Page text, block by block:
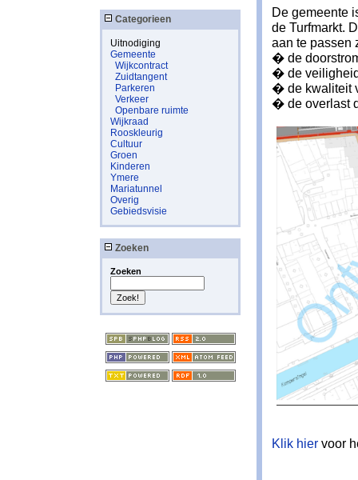
Categorieen
Uitnodiging
Gemeente
Wijkcontract
Zuidtangent
Parkeren
Verkeer
Openbare ruimte
Wijkraad
Rooskleurig
Cultuur
Groen
Kinderen
Ymere
Mariatunnel
Overig
Gebiedsvisie
Zoeken
Zoeken
De gemeente
de Turfmarkt.
aan te passen
� de
� de
� de kwaliteit
� de overlast
Klik hier voor